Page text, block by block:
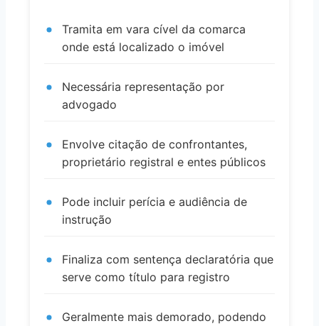
Tramita em vara cível da comarca
onde está localizado o imóvel
Necessária representação por
advogado
Envolve citação de confrontantes,
proprietário registral e entes públicos
Pode incluir perícia e audiência de
instrução
Finaliza com sentença declaratória que
serve como título para registro
Geralmente mais demorado, podendo